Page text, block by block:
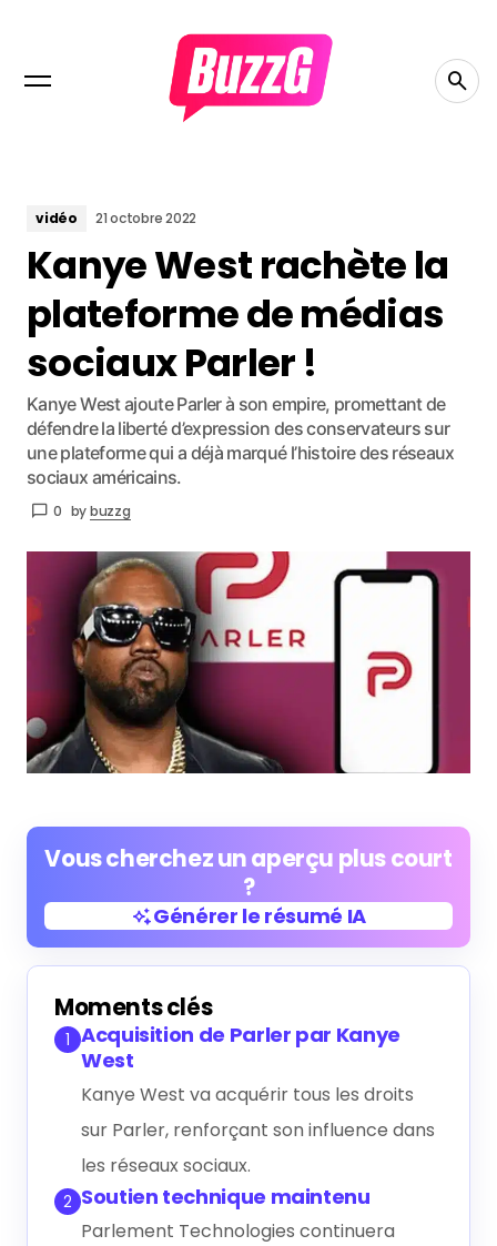
vidéo 21 octobre 2022
Kanye West rachète la
plateforme de médias
sociaux Parler !
Kanye West ajoute Parler à son empire, promettant de
défendre la liberté d’expression des conservateurs sur
une plateforme qui a déjà marqué l’histoire des réseaux
sociaux américains.
0 bybuzzg
Vous cherchez un aperçu plus court
?
Générer le résumé IA
Générer le résumé IA
Moments clés
1 Acquisition de Parler par Kanye
West
Kanye West va acquérir tous les droits
sur Parler, renforçant son influence dans
les réseaux sociaux.
2 Soutien technique maintenu
Parlement Technologies continuera